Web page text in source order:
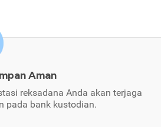
Aman
reksadana Anda akan terjaga
pada bank kustodian.